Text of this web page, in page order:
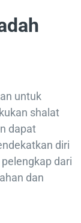
untuk
shalat
dapat
diri
dari
dan